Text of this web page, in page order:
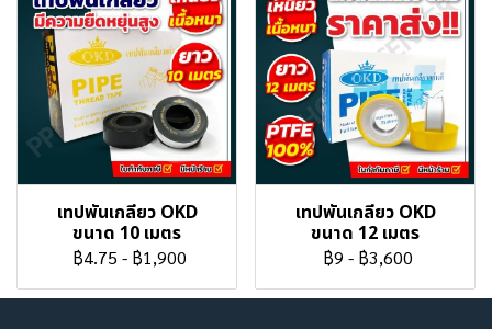
เทปพันเกลียว OKD
ขนาด 10 เมตร
฿4.75 - ฿1,900
เทปพันเกลียว OKD
ขนาด 12 เมตร
฿9 - ฿3,600